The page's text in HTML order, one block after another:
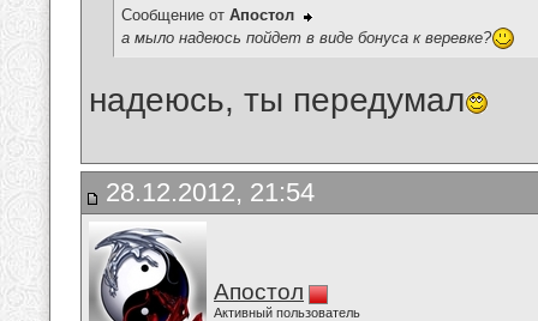
Сообщение от Апостол
а мыло надеюсь пойдет в виде бонуса к веревке?
надеюсь, ты передумал
28.12.2012, 21:54
Апостол
Активный пользователь